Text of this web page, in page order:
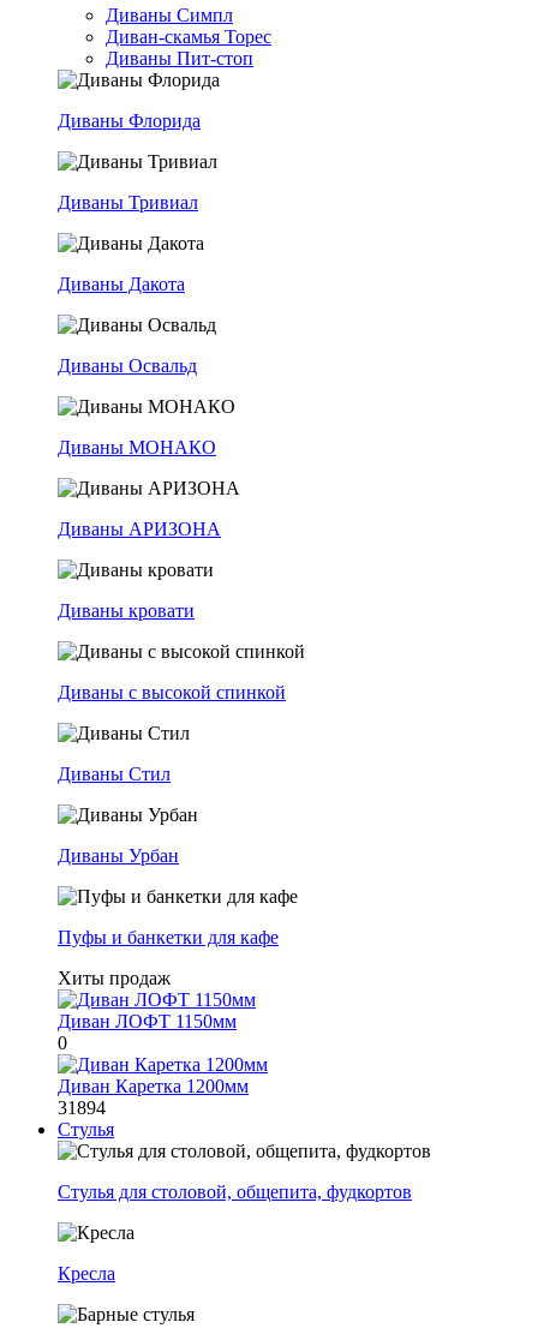
Диваны Симпл
Диван-скамья Торес
Диваны Пит-стоп
Диваны Флорида
Диваны Тривиал
Диваны Дакота
Диваны Освальд
Диваны МОНАКО
Диваны АРИЗОНА
Диваны кровати
Диваны с высокой спинкой
Диваны Стил
Диваны Урбан
Пуфы и банкетки для кафе
Хиты продаж
Диван ЛОФТ 1150мм
0
Диван Каретка 1200мм
31894
Стулья
Стулья для столовой, общепита, фудкортов
Кресла